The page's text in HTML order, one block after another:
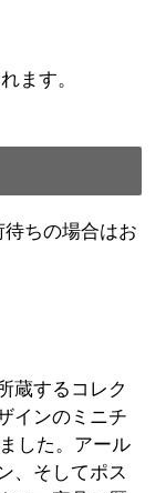
ます。
ちの場合はお
蔵するコレク
インのミニチ
した。アール
、そしてポス